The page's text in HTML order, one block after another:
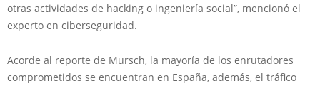
otras actividades de hacking o ingeniería social”, mencionó el
experto en ciberseguridad.
Acorde al reporte de Mursch, la mayoría de los enrutadores
comprometidos se encuentran en España, además, el tráfico